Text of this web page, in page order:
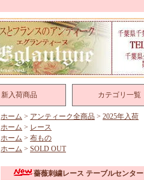
新入荷商品 カテゴリ一覧
ホーム > アンティーク全商品 > 2025年入荷
ホーム > レース
ホーム > 布もの
ホーム > SOLD OUT
薔薇刺繍レース テーブルセンター